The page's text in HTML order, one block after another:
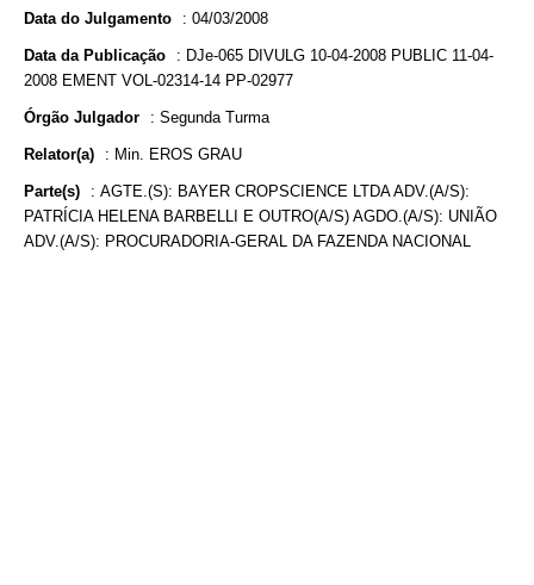
Data do Julgamento : 04/03/2008
Data da Publicação : DJe-065 DIVULG 10-04-2008 PUBLIC 11-04-
2008 EMENT VOL-02314-14 PP-02977
Órgão Julgador : Segunda Turma
Relator(a) : Min. EROS GRAU
Parte(s) : AGTE.(S): BAYER CROPSCIENCE LTDA ADV.(A/S):
PATRÍCIA HELENA BARBELLI E OUTRO(A/S) AGDO.(A/S): UNIÃO
ADV.(A/S): PROCURADORIA-GERAL DA FAZENDA NACIONAL